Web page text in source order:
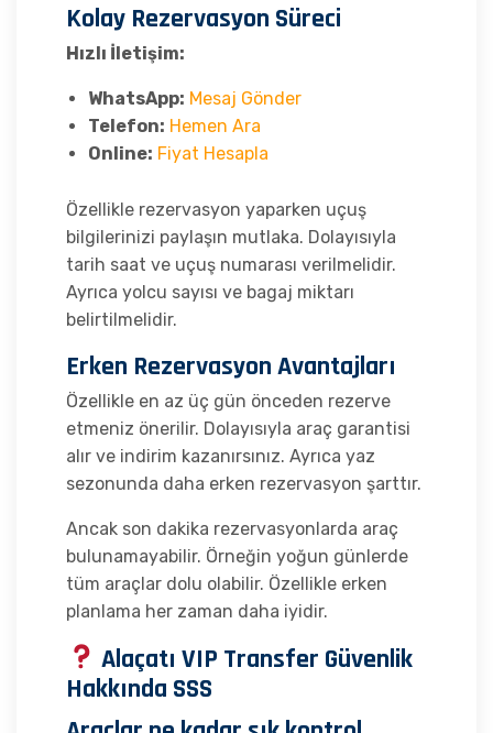
Kolay Rezervasyon Süreci
Hızlı İletişim:
WhatsApp: Mesaj Gönder
Telefon: Hemen Ara
Online: Fiyat Hesapla
Özellikle rezervasyon yaparken uçuş
bilgilerinizi paylaşın mutlaka. Dolayısıyla
tarih saat ve uçuş numarası verilmelidir.
Ayrıca yolcu sayısı ve bagaj miktarı
belirtilmelidir.
Erken Rezervasyon Avantajları
Özellikle en az üç gün önceden rezerve
etmeniz önerilir. Dolayısıyla araç garantisi
alır ve indirim kazanırsınız. Ayrıca yaz
sezonunda daha erken rezervasyon şarttır.
Ancak son dakika rezervasyonlarda araç
bulunamayabilir. Örneğin yoğun günlerde
tüm araçlar dolu olabilir. Özellikle erken
planlama her zaman daha iyidir.
Alaçatı VIP Transfer Güvenlik
Hakkında SSS